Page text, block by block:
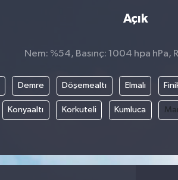
Açık
Nem: %54, Basınç: 1004 hpa hPa,
Demre Döşemealtı Elmalı
Konyaaltı Korkuteli Kumluca